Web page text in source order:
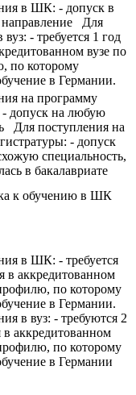
в ШК: - допуск в
Для
- требуется 1 год
вузе по
по которому
в Германии.
на программу
- допуск на любую
Для поступления на
- допуск
специальность,
в бакалавриате
к обучению в ШК
в ШК: - требуется
в аккредитованном
по которому
в Германии.
в вуз: - требуются 2
в аккредитованном
по которому
в Германии